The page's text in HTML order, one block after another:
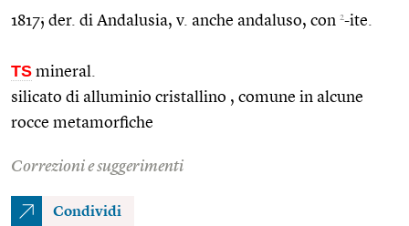
1817; der. di Andalusia, v. anche andaluso, con 2-ite.
TS mineral.
silicato di alluminio cristallino , comune in alcune
rocce metamorfiche
Correzioni e suggerimenti
Condividi